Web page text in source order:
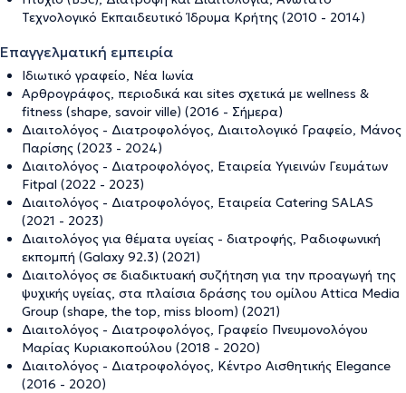
Τεχνολογικό Εκπαιδευτικό Ίδρυμα Κρήτης (2010 - 2014)
Επαγγελματική εμπειρία
Ιδιωτικό γραφείο, Νέα Ιωνία
Αρθρογράφος, περιοδικά και sites σχετικά με wellness &
fitness (shape, savoir ville) (2016 - Σήμερα)
Διαιτολόγος - Διατροφολόγος, Διαιτολογικό Γραφείο, Μάνος
Παρίσης (2023 - 2024)
Διαιτολόγος - Διατροφολόγος, Εταιρεία Υγιεινών Γευμάτων
Fitpal (2022 - 2023)
Διαιτολόγος - Διατροφολόγος, Εταιρεία Catering SALAS
(2021 - 2023)
Διαιτολόγος για θέματα υγείας - διατροφής, Ραδιοφωνική
εκπομπή (Galaxy 92.3) (2021)
Διαιτολόγος σε διαδικτυακή συζήτηση για την προαγωγή της
ψυχικής υγείας, στα πλαίσια δράσης του ομίλου Attica Media
Group (shape, the top, miss bloom) (2021)
Διαιτολόγος - Διατροφολόγος, Γραφείο Πνευμονολόγου
Μαρίας Κυριακοπούλου (2018 - 2020)
Διαιτολόγος - Διατροφολόγος, Κέντρο Αισθητικής Elegance
(2016 - 2020)